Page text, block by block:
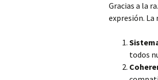
Gracias a la
expresión.
todos